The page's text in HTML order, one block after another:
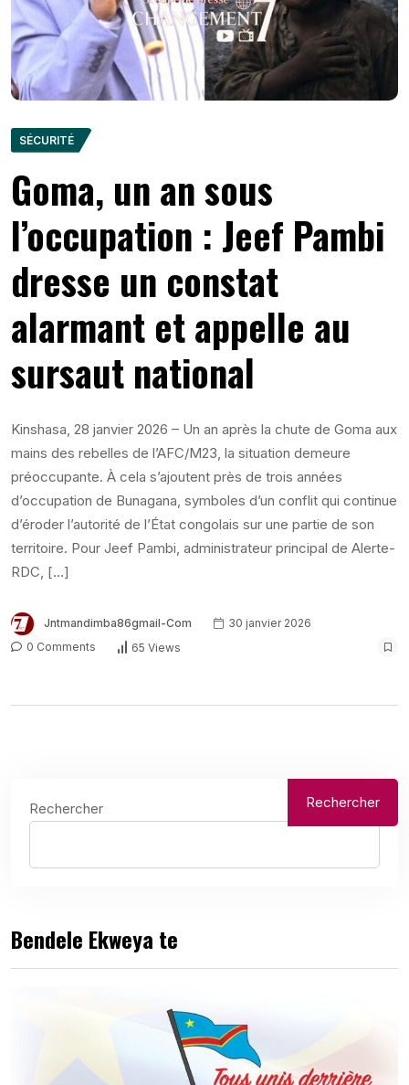
SÉCURITÉ
Goma, un an sous
l’occupation : Jeef Pambi
dresse un constat
alarmant et appelle au
sursaut national
Kinshasa, 28 janvier 2026 – Un an après la chute de Goma aux
mains des rebelles de l’AFC/M23, la situation demeure
préoccupante. À cela s’ajoutent près de trois années
d’occupation de Bunagana, symboles d’un conflit qui continue
d’éroder l’autorité de l’État congolais sur une partie de son
territoire. Pour Jeef Pambi, administrateur principal de Alerte-
RDC, […]
Jntmandimba86gmail-Com
30 janvier 2026
0 Comments
65 Views
Rechercher Rechercher
Bendele Ekweya te